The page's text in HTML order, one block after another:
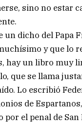
sino no estar
un dicho del Papa
y que lo
hay un libro muy
que se llama
Lo escribió
de
por el penal de